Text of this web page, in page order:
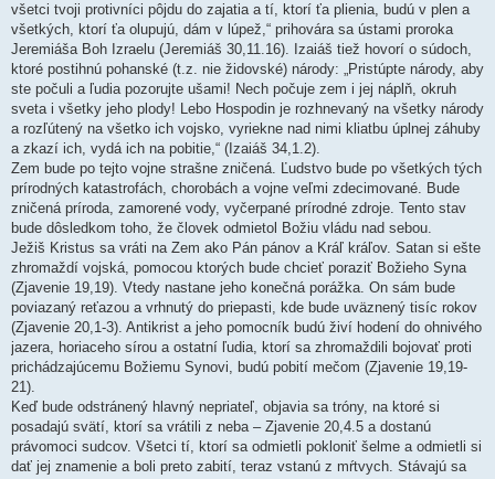
všetci tvoji protivníci pôjdu do zajatia a tí, ktorí ťa plienia, budú v plen a
všetkých, ktorí ťa olupujú, dám v lúpež,“ prihovára sa ústami proroka
Jeremiáša Boh Izraelu (Jeremiáš 30,11.16). Izaiáš tiež hovorí o súdoch,
ktoré postihnú pohanské (t.z. nie židovské) národy: „Pristúpte národy, aby
ste počuli a ľudia pozorujte ušami! Nech počuje zem i jej náplň, okruh
sveta i všetky jeho plody! Lebo Hospodin je rozhnevaný na všetky národy
a rozľútený na všetko ich vojsko, vyriekne nad nimi kliatbu úplnej záhuby
a zkazí ich, vydá ich na pobitie,“ (Izaiáš 34,1.2).
Zem bude po tejto vojne strašne zničená. Ľudstvo bude po všetkých tých
prírodných katastrofách, chorobách a vojne veľmi zdecimované. Bude
zničená príroda, zamorené vody, vyčerpané prírodné zdroje. Tento stav
bude dôsledkom toho, že človek odmietol Božiu vládu nad sebou.
Ježiš Kristus sa vráti na Zem ako Pán pánov a Kráľ kráľov. Satan si ešte
zhromaždí vojská, pomocou ktorých bude chcieť poraziť Božieho Syna
(Zjavenie 19,19). Vtedy nastane jeho konečná porážka. On sám bude
poviazaný reťazou a vrhnutý do priepasti, kde bude uväznený tisíc rokov
(Zjavenie 20,1-3). Antikrist a jeho pomocník budú živí hodení do ohnivého
jazera, horiaceho sírou a ostatní ľudia, ktorí sa zhromaždili bojovať proti
prichádzajúcemu Božiemu Synovi, budú pobití mečom (Zjavenie 19,19-
21).
Keď bude odstránený hlavný nepriateľ, objavia sa tróny, na ktoré si
posadajú svätí, ktorí sa vrátili z neba – Zjavenie 20,4.5 a dostanú
právomoci sudcov. Všetci tí, ktorí sa odmietli pokloniť šelme a odmietli si
dať jej znamenie a boli preto zabití, teraz vstanú z mŕtvych. Stávajú sa